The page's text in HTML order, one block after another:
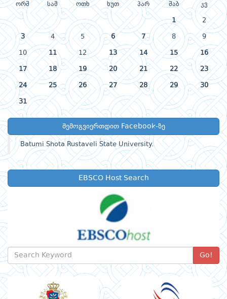
ორშ სამ ოთხ ხუთ პარ შაბ კვ
1 2
3 4 5 6 7 8 9
10 11 12 13 14 15 16
17 18 19 20 21 22 23
24 25 26 27 28 29 30
31
შემოგვიერთდით Facebook-ზე
Batumi Shota Rustaveli State University.
EBSCO Host Search
Go!